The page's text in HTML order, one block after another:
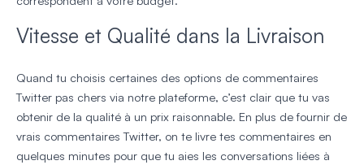
Vitesse et Qualité dans la Livraison
Quand tu choisis certaines des options de commentaires
Twitter pas chers via notre plateforme, c’est clair que tu vas
obtenir de la qualité à un prix raisonnable. En plus de fournir de
vrais commentaires Twitter, on te livre tes commentaires en
quelques minutes pour que tu aies les conversations liées à